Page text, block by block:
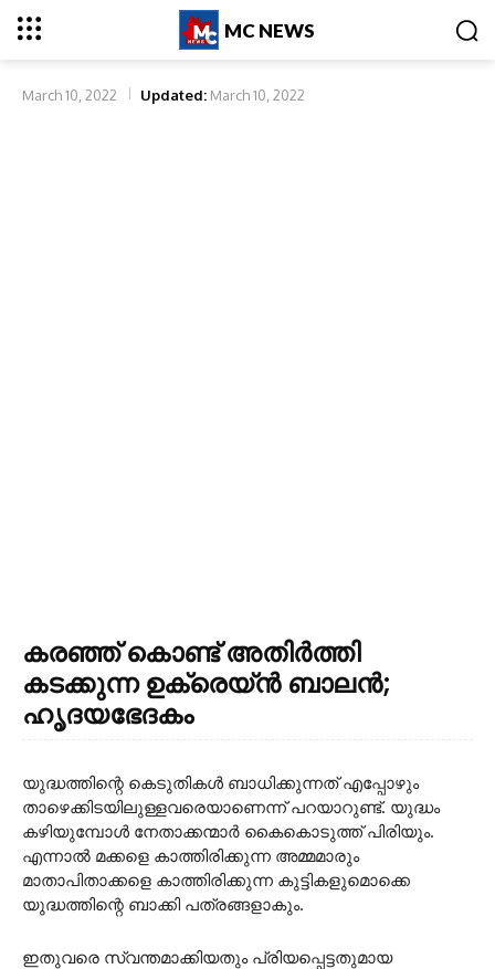
MC NEWS
March 10, 2022 Updated: March 10, 2022
കരഞ്ഞ് കൊണ്ട് അതിര്‍ത്തി
കടക്കുന്ന ഉക്രെയ്ന്‍ ബാലന്‍;
ഹൃദയഭേദകം
യുദ്ധത്തിന്റെ കെടുതികള്‍ ബാധിക്കുന്നത് എപ്പോഴും
താഴെക്കിടയിലുള്ളവരെയാണെന്ന് പറയാറുണ്ട്. യുദ്ധം
കഴിയുമ്പോള്‍ നേതാക്കന്മാര്‍ കൈകൊടുത്ത് പിരിയും.
എന്നാല്‍ മക്കളെ കാത്തിരിക്കുന്ന അമ്മമാരും
മാതാപിതാക്കളെ കാത്തിരിക്കുന്ന കുട്ടികളുമൊക്കെ
യുദ്ധത്തിന്റെ ബാക്കി പത്രങ്ങളാകും.
ഇതുവരെ സ്വന്തമാക്കിയതും പ്രിയപ്പെട്ടതുമായ